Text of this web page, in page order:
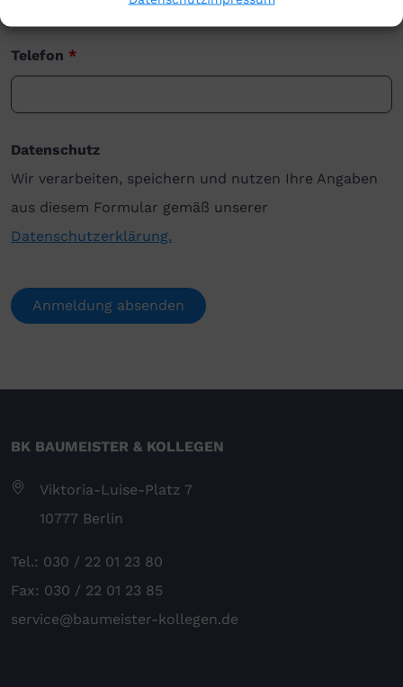
Telefon *
Datenschutz
Wir verarbeiten, speichern und nutzen Ihre Angaben
aus diesem Formular gemäß unserer
Datenschutzerklärung.
BK BAUMEISTER & KOLLEGEN
Viktoria-Luise-Platz 7
10777 Berlin
Tel.: 030 / 22 01 23 80
Fax: 030 / 22 01 23 85
service@baumeister-kollegen.de